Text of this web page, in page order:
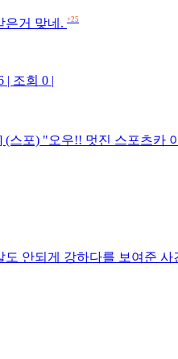
은거 맞네. +25
| 조회 0 |
스포) "오우!! 멋진 스포츠카
안되게 강하다를 보여준 사